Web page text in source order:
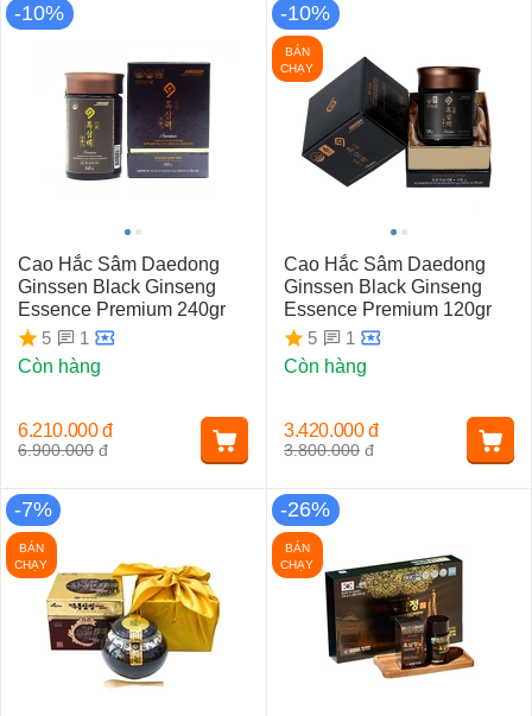
-10%
Cao Hắc Sâm Daedong
Ginssen Black Ginseng
Essence Premium 240gr
5
1
Còn hàng
6.900.000 đ
6.210.000 đ
-10%
BÁN
CHẠY
Cao Hắc Sâm Daedong
Ginssen Black Ginseng
Essence Premium 120gr
5
1
Còn hàng
3.800.000 đ
3.420.000 đ
-7%
BÁN
CHẠY
-26%
BÁN
CHẠY